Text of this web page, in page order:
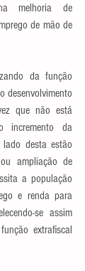
melhoria de
de mão de
da função
desenvolvimento
que não está
incremento da
desta estão
ampliação de
a população
e renda para
se assim
extrafiscal